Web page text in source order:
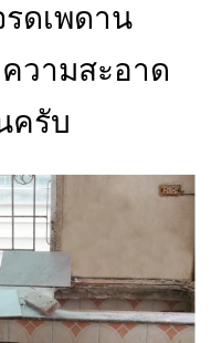
ดเพดาน
วามสะอาด
ครับ